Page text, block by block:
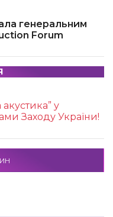
генеральним
Forum
у
Заходу України!